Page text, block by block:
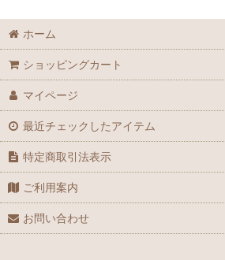
ホーム
ショッピングカート
マイページ
最近チェックしたアイテム
特定商取引法表示
ご利用案内
お問い合わせ